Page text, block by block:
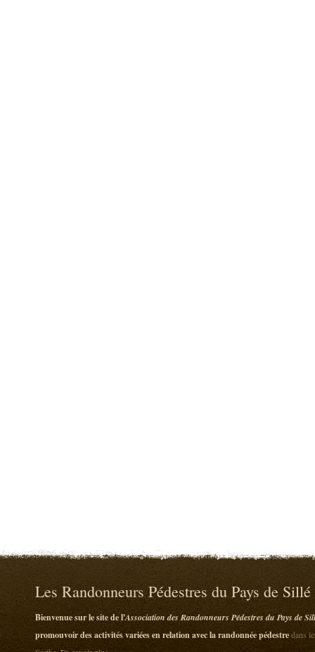
Les Randonneurs Pédestres du Pays de Sillé
Bienvenue sur le site de l'Association des Randonneurs Pédestres du Pays de
promouvoir des activités variées en relation avec la randonnée pédestredans